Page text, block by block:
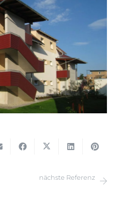
nächste Referenz